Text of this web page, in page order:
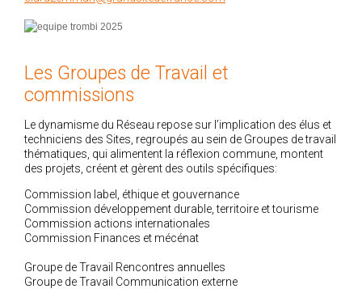
Les Groupes de Travail et
commissions
Le dynamisme du Réseau repose sur l’implication des élus et
techniciens des Sites, regroupés au sein de Groupes de travail
thématiques, qui alimentent la réflexion commune, montent
des projets, créent et gèrent des outils spécifiques:
Commission label, éthique et gouvernance
Commission développement durable, territoire et tourisme
Commission actions internationales
Commission Finances et mécénat
Groupe de Travail Rencontres annuelles
Groupe de Travail Communication externe